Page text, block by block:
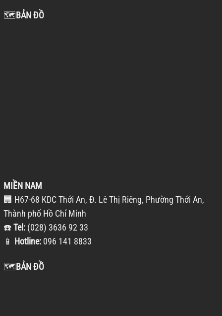
🗺️BẢN ĐỒ
MIỀN NAM
🏢 H67-68 KDC Thới An, Đ. Lê Thị Riêng, Phường Thới An,
Thành phố Hồ Chí Minh
☎️Tel: (028) 3636 92 33
📱 Hotline: 096 141 8833
🗺️BẢN ĐỒ